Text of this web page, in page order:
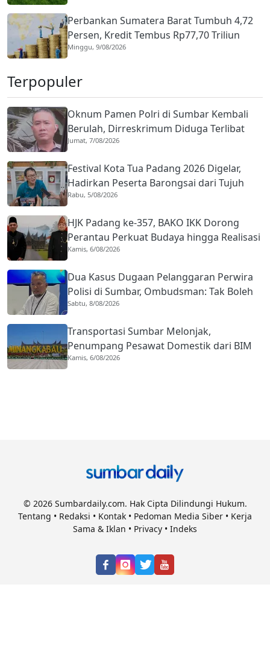
Perbankan Sumatera Barat Tumbuh 4,72
Persen, Kredit Tembus Rp77,70 Triliun
Minggu, 9/08/2026
Terpopuler
Oknum Pamen Polri di Sumbar Kembali
Berulah, Dirreskrimum Diduga Terlibat
Kekerasan dengan Seorang Sopir
Jumat, 7/08/2026
Festival Kota Tua Padang 2026 Digelar,
Hadirkan Peserta Barongsai dari Tujuh
Negara
Rabu, 5/08/2026
HJK Padang ke-357, BAKO IKK Dorong
Perantau Perkuat Budaya hingga Realisasi
Kota Gastronomi
Kamis, 6/08/2026
Dua Kasus Dugaan Pelanggaran Perwira
Polisi di Sumbar, Ombudsman: Tak Boleh
Ada Toleransi
Sabtu, 8/08/2026
Transportasi Sumbar Melonjak,
Penumpang Pesawat Domestik dari BIM
Naik Hampir 33 Persen
Kamis, 6/08/2026
© 2026 Sumbardaily.com. Hak Cipta Dilindungi Hukum.
Tentang • Redaksi • Kontak • Pedoman Media Siber • Kerja
Sama & Iklan • Privacy • Indeks